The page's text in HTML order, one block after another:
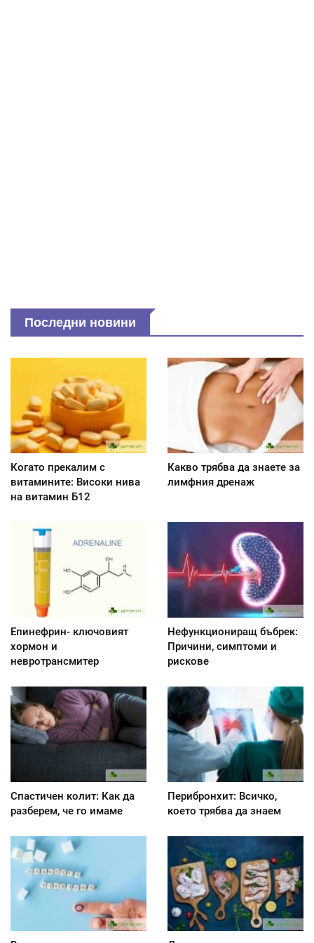
Последни новини
Когато прекалим с
витамините: Високи нива
на витамин Б12
Какво трябва да знаете за
лимфния дренаж
Епинефрин- ключовият
хормон и
невротрансмитер
Нефункциониращ бъбрек:
Причини, симптоми и
рискове
Спастичен колит: Как да
разберем, че го имаме
Перибронхит: Всичко,
което трябва да знаем